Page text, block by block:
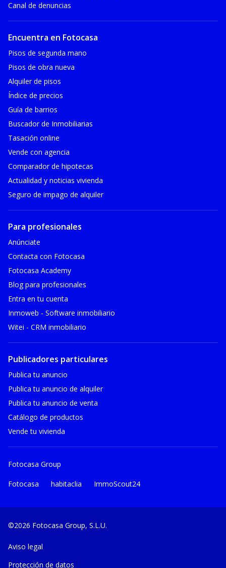
Canal de denuncias
Encuentra en Fotocasa
Pisos de segunda mano
Pisos de obra nueva
Alquiler de pisos
Índice de precios
Guía de barrios
Buscador de Inmobiliarias
Tasación online
Vende con agencia
Comparador de hipotecas
Actualidad y noticias vivienda
Seguro de impago de alquiler
Para profesionales
Anúnciate
Contacta con Fotocasa
Fotocasa Academy
Blog para profesionales
Entra en tu cuenta
Inmoweb - Software inmobiliario
Witei - CRM inmobiliario
Publicadores particulares
Publica tu anuncio
Publica tu anuncio de alquiler
Publica tu anuncio de venta
Catálogo de productos
Vende tu vivienda
Fotocasa Group
Fotocasa habitaclia ImmoScout24
©2026 Fotocasa Group, S.L.U.
Aviso legal
Protección de datos